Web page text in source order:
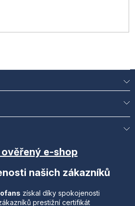
ověřený e-shop
našich zákazníků
získal díky spokojenosti
prestižní certifikát